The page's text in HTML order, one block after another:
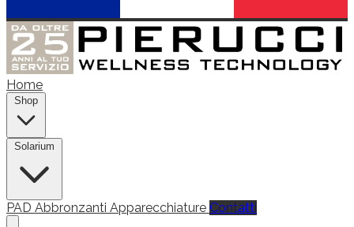
Home
Shop
Solarium
PAD Abbronzanti Apparecchiature Contatti